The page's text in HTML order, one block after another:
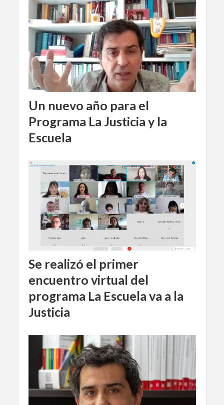
Un nuevo año para el
Programa La Justicia y la
Escuela
Se realizó el primer
encuentro virtual del
programa La Escuela va a la
Justicia